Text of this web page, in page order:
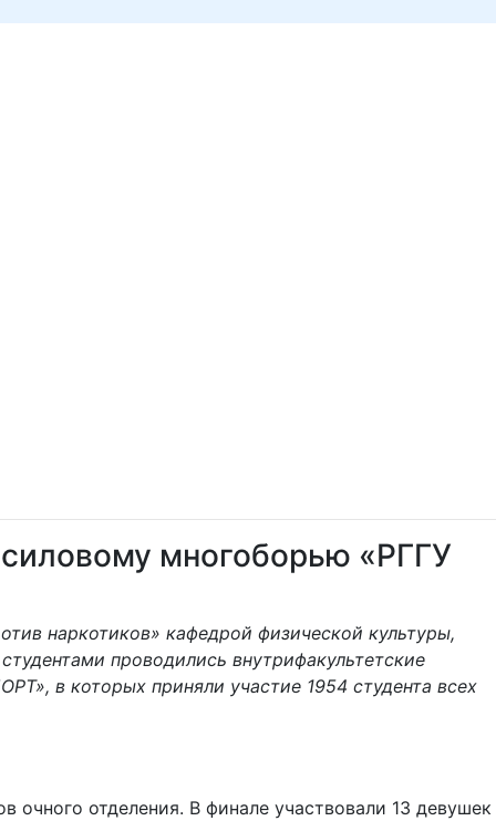
многоборью «РГГУ
наркотиков» кафедрой физической культуры,
проводились внутрифакультетские
в которых приняли участие 1954 студента всех
очного отделения. В финале участвовали 13 девушек